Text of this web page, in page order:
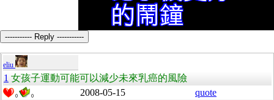
----------- Reply -----------
eliu
1 女孩子運動可能可以減少未來乳癌的風險
0 0 2008-05-15 quote